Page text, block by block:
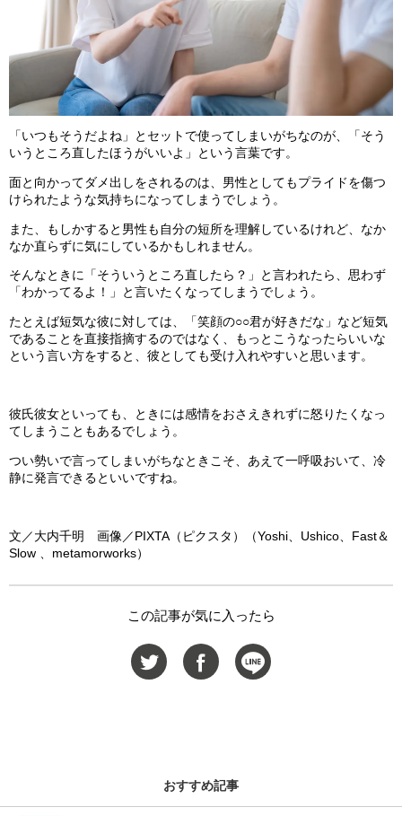
「いつもそうだよね」とセットで使ってしまいがちなのが、「そう
いうところ直したほうがいいよ」という言葉です。
面と向かってダメ出しをされるのは、男性としてもプライドを傷つ
けられたような気持ちになってしまうでしょう。
また、もしかすると男性も自分の短所を理解しているけれど、なか
なか直らずに気にしているかもしれません。
そんなときに「そういうところ直したら？」と言われたら、思わず
「わかってるよ！」と言いたくなってしまうでしょう。
たとえば短気な彼に対しては、「笑顔の○○君が好きだな」など短気
であることを直接指摘するのではなく、もっとこうなったらいいな
という言い方をすると、彼としても受け入れやすいと思います。
彼氏彼女といっても、ときには感情をおさえきれずに怒りたくなっ
てしまうこともあるでしょう。
つい勢いで言ってしまいがちなときこそ、あえて一呼吸おいて、冷
静に発言できるといいですね。
文／大内千明 画像／PIXTA（ピクスタ）（Yoshi、Ushico、Fast＆
Slow 、metamorworks）
この記事が気に入ったら
おすすめ記事